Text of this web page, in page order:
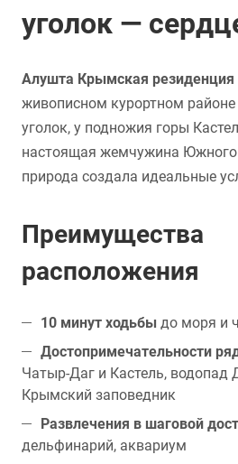
уголок —
Алушта Крымская резиденция
живописном курортном
уголок, у подножия горы
настоящая жемчужина Южного
природа создала идеальные
Преимущества
расположения
10 минут ходьбы до моря и
Достопримечательности
Чатыр-Даг и Кастель, водопад
Крымский заповедник
Развлечения в шаговой
дельфинарий, аквариум